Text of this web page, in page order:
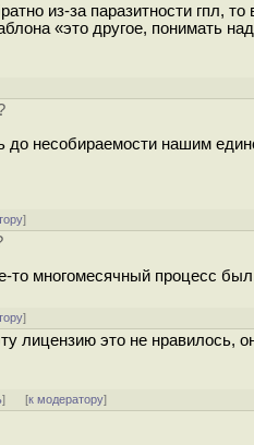
из-за паразитности гпл,
«это другое, понимать
несобираемости нашим
]
многомесячный процесс
]
лицензию это не нравилось,
] [к модератору]